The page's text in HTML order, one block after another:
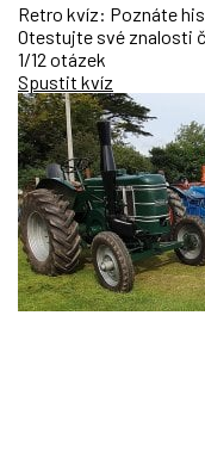
Retro kvíz: Poznáte
Otestujte své znalosti
1/12 otázek
Spustit kvíz